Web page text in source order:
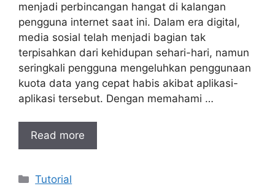
menjadi perbincangan hangat di kalangan
pengguna internet saat ini. Dalam era digital,
media sosial telah menjadi bagian tak
terpisahkan dari kehidupan sehari-hari, namun
seringkali pengguna mengeluhkan penggunaan
kuota data yang cepat habis akibat aplikasi-
aplikasi tersebut. Dengan memahami …
Read more
Categories
Tutorial